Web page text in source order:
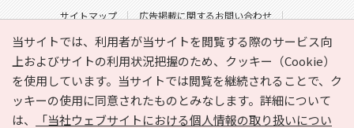
当サイトでは、利用者が当サイトを閲覧する際のサービス向
上およびサイトの利用状況把握のため、クッキー（Cookie）
を使用しています。当サイトでは閲覧を継続されることで、ク
ッキーの使用に同意されたものとみなします。詳細について
は、
「当社ウェブサイトにおける個人情報の取り扱いについ
サイトマップ
広告掲載に関するお問い合わせ
サイトの内容に関するお問い合わせ